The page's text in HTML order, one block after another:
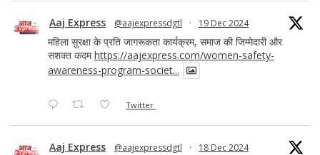
Aaj Express @aajexpressdgtl · 19 Dec 2024
महिला सुरक्षा के प्रति जागरूकता कार्यक्रम, समाज की जिम्मेदारी और
सशक्त कदमhttps://aajexpress.com/women-safety-
awareness-program-societ...
Twitter
Aaj Express @aajexpressdgtl · 18 Dec 2024